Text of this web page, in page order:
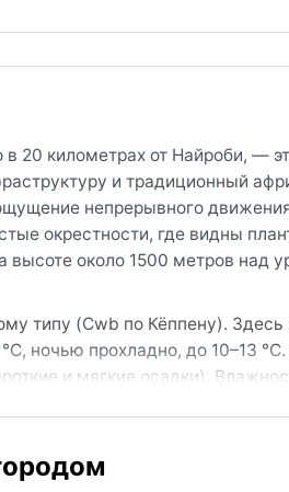
20 километрах от Найроби, —
и традиционный
непрерывного
окрестности, где видны
около 1500 метров над
типу (Cwb по Кёппену).
ночью прохладно, до 10–13
и мягкие осадки).
дни воздух остаётся